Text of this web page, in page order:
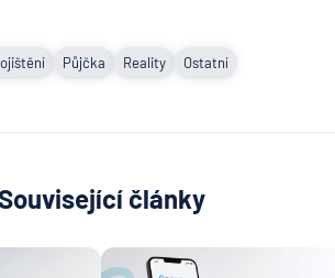
Půjčka Reality Ostatní
články